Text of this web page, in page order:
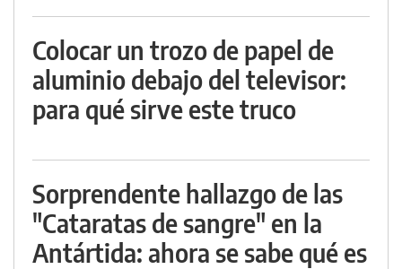
Colocar un trozo de papel de
aluminio debajo del televisor:
para qué sirve este truco
Sorprendente hallazgo de las
"Cataratas de sangre" en la
Antártida: ahora se sabe qué es